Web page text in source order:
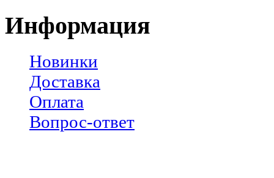
Информация
Новинки
Доставка
Оплата
Вопрос-ответ